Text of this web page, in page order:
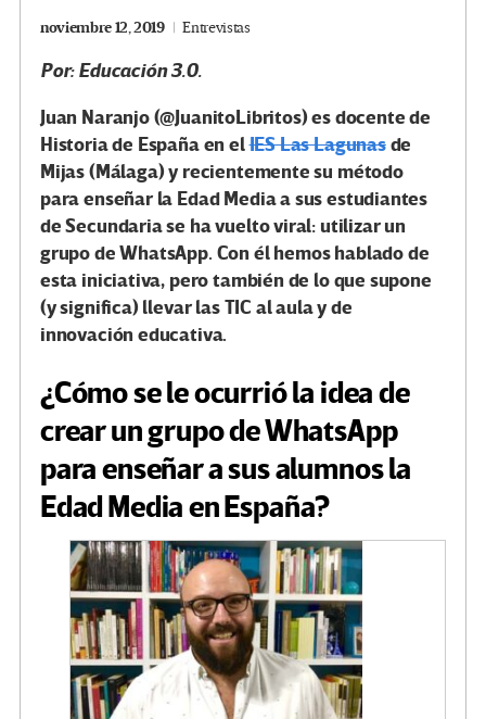
noviembre 12, 2019 Entrevistas
Por: Educación 3.0.
Juan Naranjo (@JuanitoLibritos) es docente de
Historia de España en elIES Las Lagunasde
Mijas (Málaga) y recientemente su método
para enseñar la Edad Media a sus estudiantes
de Secundaria se ha vuelto viral: utilizar un
grupo de WhatsApp. Con él hemos hablado de
esta iniciativa, pero también de lo que supone
(y significa) llevar las TIC al aula y de
innovación educativa.
¿Cómo se le ocurrió la idea de
crear un grupo de WhatsApp
para enseñar a sus alumnos la
Edad Media en España?